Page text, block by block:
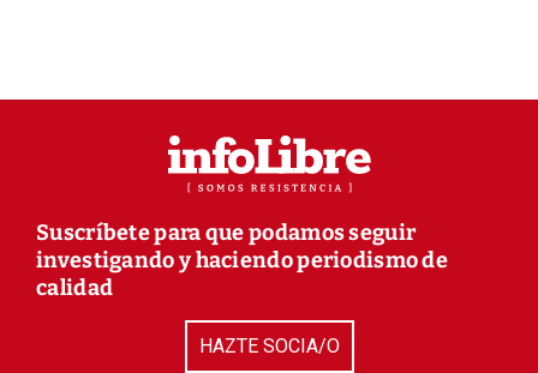
Suscríbete para que podamos seguir
investigando y haciendo periodismo de
calidad
HAZTE SOCIA/O